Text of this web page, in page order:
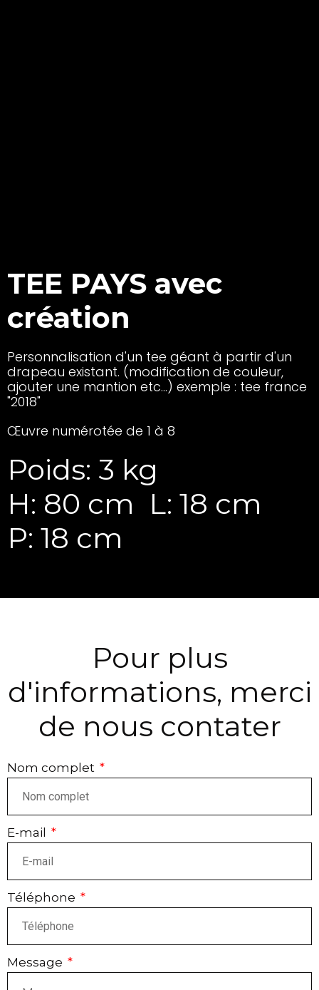
TEE PAYS avec
création
Personnalisation d'un tee géant à partir d'un
drapeau existant. (modification de couleur,
ajouter une mantion etc...) exemple : tee france
"2018"
Œuvre numérotée de 1 à 8
Poids: 3 kg
H: 80 cm L: 18 cm
P: 18 cm
Pour plus
d'informations, merci
de nous contater
Nom complet
E-mail
Téléphone
Message